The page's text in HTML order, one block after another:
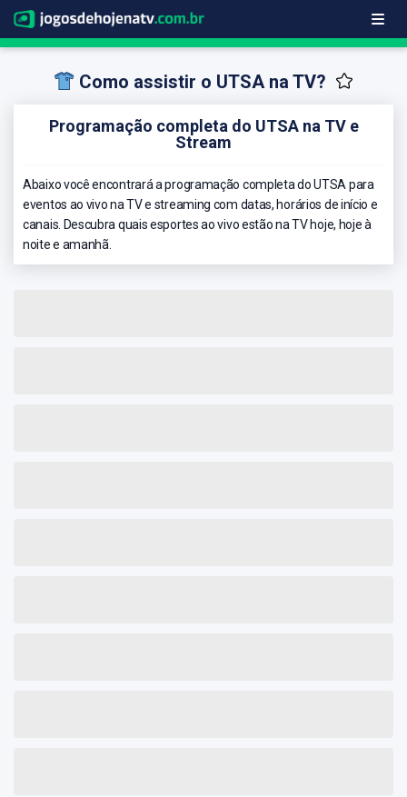
Como assistir o UTSA na TV?
Programação completa do UTSA na TV e
Stream
Abaixo você encontrará a programação completa do UTSA para
eventos ao vivo na TV e streaming com datas, horários de início e
canais. Descubra quais esportes ao vivo estão na TV hoje, hoje à
noite e amanhã.